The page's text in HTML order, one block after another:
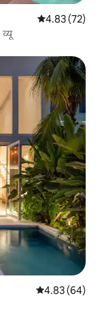
औसत रेटिंग 5 में
4.83 (72)
औसत रेटिंग 5 में
4.83 (64)